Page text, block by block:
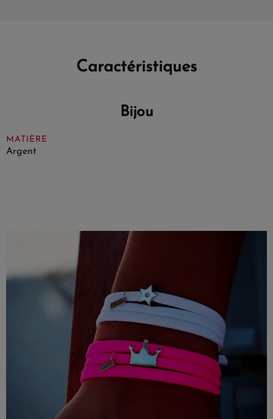
Caractéristiques
Bijou
MATIÈRE
Argent